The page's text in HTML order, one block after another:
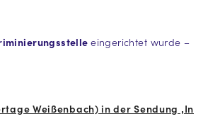
eingerichtet wurde –
Weißenbach) in der Sendung ‚In